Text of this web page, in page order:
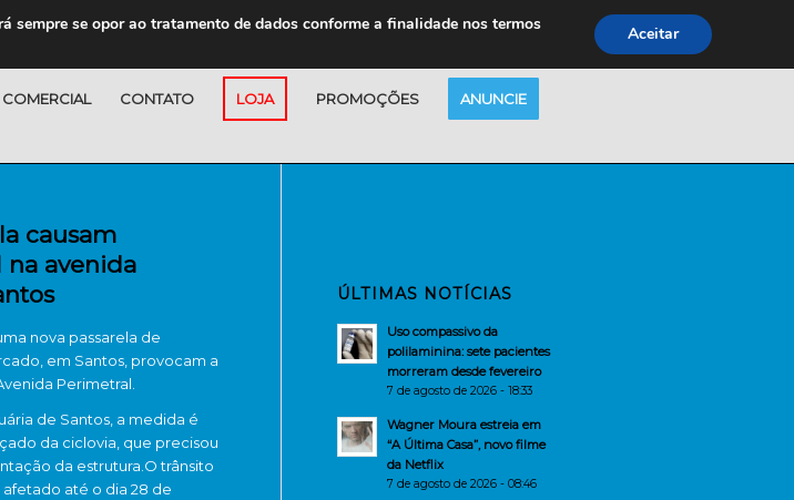
COMERCIAL CONTATO LOJA PROMOÇÕES ANUNCIE
causam
na avenida
nova passarela de
em Santos, provocam a
Perimetral.
de Santos, a medida é
da ciclovia, que precisou
da estrutura.O trânsito
até o dia 28 de
ÚLTIMAS NOTÍCIAS
Uso compassivo da
polilaminina: sete pacientes
morreram desde fevereiro
7 de agosto de 2026 - 18:33
Wagner Moura estreia em
“A Última Casa”, novo filme
da Netflix
7 de agosto de 2026 - 08:46
sempre se opor ao tratamento de dados conforme a finalidade nos termos
Aceitar